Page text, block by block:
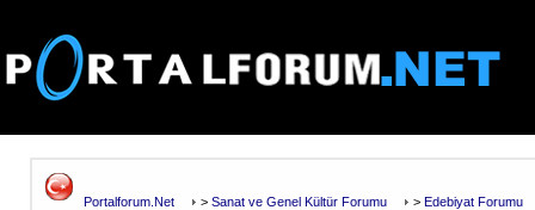
Portalforum.Net > Sanat ve Genel Kültür Forumu > Edebiyat Forumu